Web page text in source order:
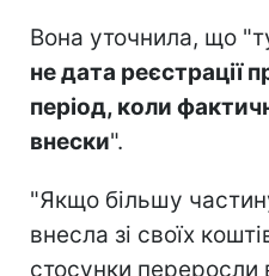
Вона уточнила, що
не дата реєстрації
період, коли
внески".
"Якщо більшу
внесла зі своїх
стосунки переросли